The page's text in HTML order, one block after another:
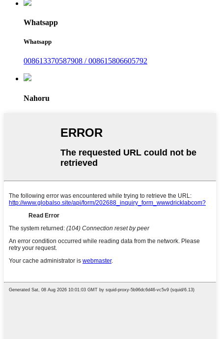
Whatsapp
Whatsapp
008613370587908 / 008615806605792
Nahoru